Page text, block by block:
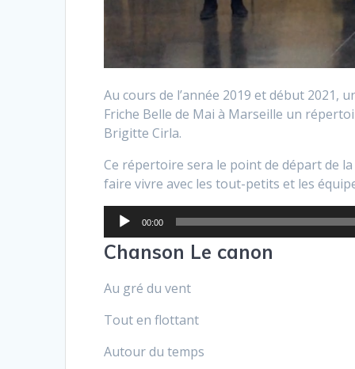
Au cours de l’année 2019 et début 2021,
Friche Belle de Mai à Marseille un
Brigitte Cirla.
Ce répertoire sera le point de départ de
faire vivre avec les tout-petits et les
Lecteur
audio
00:00
Chanson Le canon
Au gré du vent
Tout en flottant
Autour du temps